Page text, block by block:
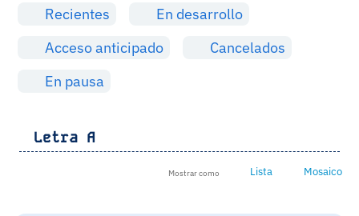
Recientes
En desarrollo
Acceso anticipado
Cancelados
En pausa
Letra A
Mostrar como Lista Mosaico